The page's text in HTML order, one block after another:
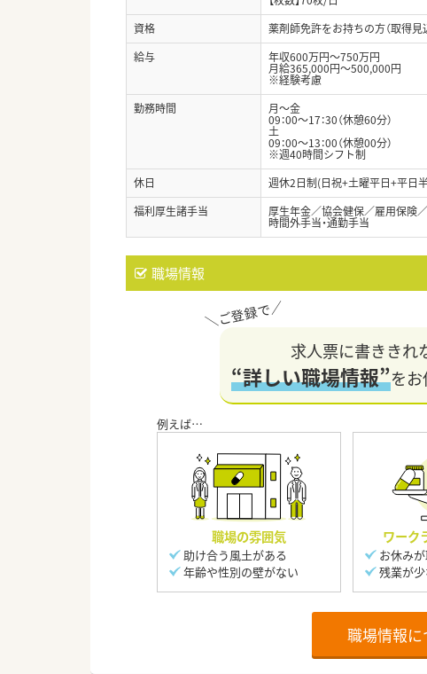
資格
薬剤師免許をお持ちの方（取得見
給与
年収600万円～750万円
月給365,000円～500,000円
※経験考慮
勤務時間
月～金
09：00～17：30（休憩60分）
土
09：00～13：00（休憩00分）
※週40時間シフト制
休日
週休2日制(日祝+土曜平日+平日
福利厚生諸手当
厚生年金／協会健保／雇用保険
時間外手当・通勤手当
職場情報
求人票に書ききれ
“詳しい職場情報”をお
職場の雰囲気
助け合う風土がある
年齢や性別の壁がない
ワーク
お休み
残業が
職場情報に